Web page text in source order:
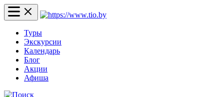
Туры
Экскурсии
Календарь
Блог
Акции
Афиша